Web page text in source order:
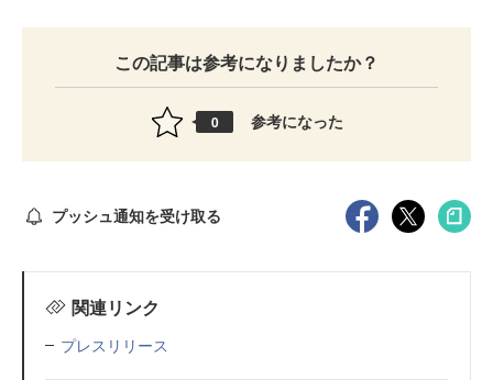
この記事は参考になりましたか？
0 参考になった
プッシュ通知を受け取る
関連リンク
プレスリリース